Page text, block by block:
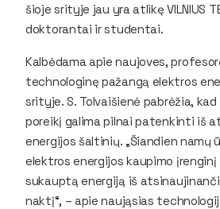
šioje srityje jau yra atlikę VILNIUS
doktorantai ir studentai.
Kalbėdama apie naujoves,
technologinę pažangą elektros
srityje. S. Tolvaišienė pabrėžia,
poreikį galima pilnai patenkinti iš
energijos šaltinių. „Šiandien
elektros energijos kaupimo
sukauptą energiją iš
naktį“, – apie naująsias